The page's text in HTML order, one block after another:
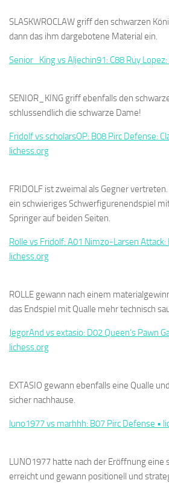
SLASKWROCLAW griff den schwarzen
dann das ihm dargebotene Material ein.
Senior_King vs Aljechin91: C88 Ruy
SENIOR_KING griff ebenfalls den
schlussendlich die schwarze Dame!
Fridolf vs scholarsOP: B08 Pirc Defense:
lichess.org
FRIDOLF ist zweimal als Gegner vertreten.
ein schwieriges Schwerfigurenendspiel
Springer auf beiden Seiten.
Rolle vs Fridolf: A01 Nimzo-Larsen Attack:
lichess.org
ROLLE gewann nach einem
das Endspiel mit Qualle mehr technisch
JegorAnd vs extasio: D02 Queen’s Pawn
lichess.org
EXTASIO gewann ebenfalls eine Qualle
sicher nachhause.
luno1977 vs marhhh: B07 Pirc Defense •
LUNO1977 hatte nach der Eröffnung eine
erreicht und gewann positionell und